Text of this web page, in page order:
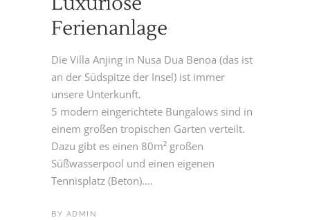
Ferienanlage
Die Villa Anjing in Nusa Dua Benoa (das ist
an der Südspitze der Insel) ist immer
unsere Unterkunft.
5 modern eingerichtete Bungalows sind in
einem großen tropischen Garten verteilt.
Dazu gibt es einen 80m² großen
Süßwasserpool und einen eigenen
Tennisplatz (Beton)....
BY ADMIN